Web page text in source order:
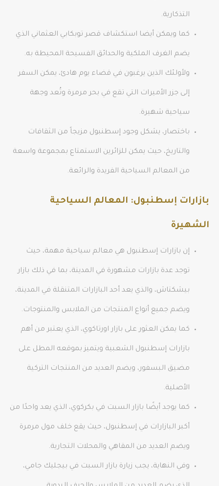
التذكارية.
كما ويمكن أيضا استكشاف قصر توبكابي العثماني الذي
يضم الغرف الملكية والحدائق الفسيحة المحيطة به.
ولأولئك الذين يرغبون في قضاء يوم هادئ، يمكن السفر
إلى جزر الأميرات التي تقع في بحر مرمرة وتُعد وجهة
سياحية شهيرة.
باختصار، يشكل وجود إسطنبول مزيجاً من الثقافات
والتاريخ، حيث يمكن للزائرين الاستمتاع بمجموعة واسعة
من المعالم السياحية الفريدة والرائعة.
بازارات إسطنبول: المعالم السياحية
الشهيرة
إن بازارات إسطنبول هي معالم سياحية مهمة، حيث
توجد عدة بازارات مشهورة في المدينة، بما في ذلك بازار
بيشكتاش، والذي يعد أحد البازارات المتنقلة في المدينة،
ويضم جميع أنواع المنتجات من الملابس والمنتوجات.
كما يمكن العثور على بازار اورتاكوي، الذي يعتبر من أهم
بازارات إسطنبول الشعبية ويتميز بموقعه المطل على
مضيق البسفور، ويضم العديد من المنتجات التركية
الأصلية.
كما يوجد أيضًا بازار السبت في بكركوي، الذي يعد واحدًا من
أكبر البازارات في إسطنبول، حيث يقع خلف مول مرمرة
ويضم العديد من المقاهي والمحلات التجارية.
وفي النهاية، يجب زيارة بازار السبت في بيجليك جامي،